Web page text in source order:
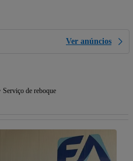
Ver anúncios
Serviço de reboque